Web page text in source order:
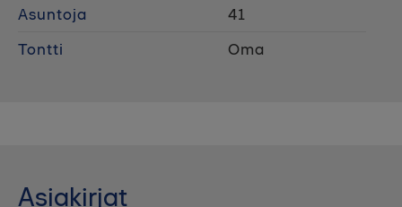
Asuntoja
41
Tontti
Oma
Asiakirjat